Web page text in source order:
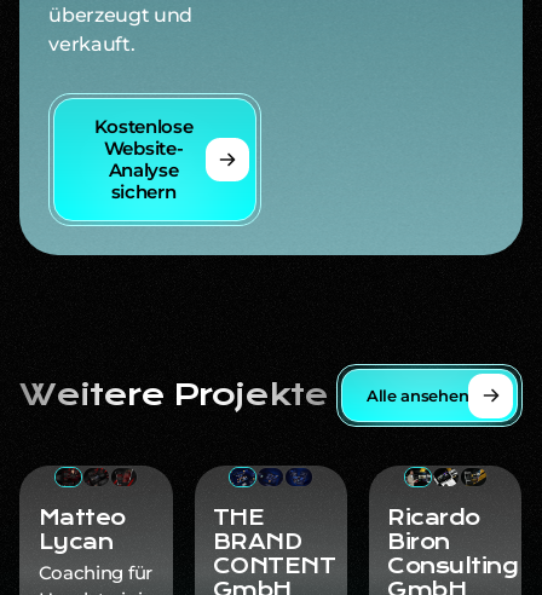
überzeugt und
verkauft.
Kostenlose
Website-
Analyse
sichern
Weitere Projekte Alle ansehen
Matteo Lycan
Matteo
Lycan
Coaching für
THE BRAND CONTENT GmbH
THE
BRAND
CONTENT
Ricardo Biron
Ricardo
Biron
Consulting